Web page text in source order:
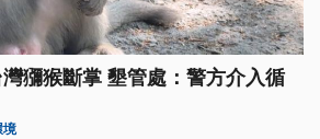
獼猴斷掌 墾管處：警方介入循
境